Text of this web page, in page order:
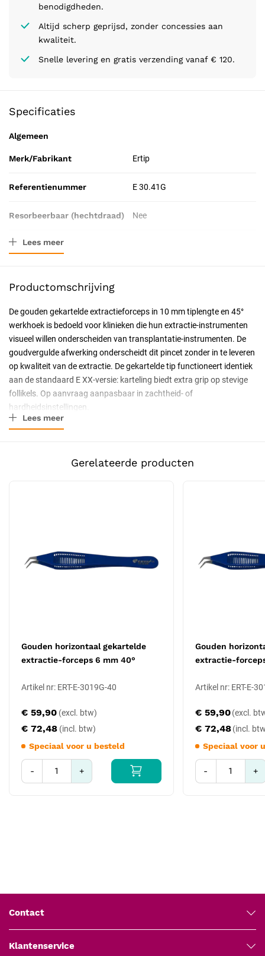
benodigdheden.
Altijd scherp geprijsd, zonder concessies aan
kwaliteit.
Snelle levering en gratis verzending vanaf € 120.
Specificaties
Algemeen
Merk/Fabrikant Ertip
Referentienummer E 30.41G
Resorbeerbaar (hechtdraad) Nee
Tip-lengte
Certificering CE-gecertificeerd, CE Klasse IIa
Soort hoek 45°
Lees meer
Productomschrijving
De gouden gekartelde extractieforceps in 10 mm tiplengte en 45°
werkhoek is bedoeld voor klinieken die hun extractie-instrumenten
visueel willen onderscheiden van transplantatie-instrumenten. De
goudvergulde afwerking onderscheidt dit pincet zonder in te leveren
op kwaliteit van de extractie. De gekartelde tip functioneert identiek
aan de standaard E XX-versie: karteling biedt extra grip op stevige
follikels. Op aanvraag aanpasbaar in zachtheid- of
hardheidsinstellingen.
Eigenschappen
Goudvergulde handvatafwerking
Toepassing: extractie (donorextractie)
Autoclaveerbaar tot 134 °C
follikels. De gouden uitvoering wordt door klinieken gewaardeerd
om een paar redenen: visuele onderscheiding in de instrumentenset,
coating bij intensief gebruik. Voor klinieken die prijsbewust inkopen
visuele onderscheiding is de gouden uitvoering aantrekkelijk.
Toepassing en gebruik
Pak de geïsoleerde follikel zachtjes vast en trek loodrecht. De
gouden afwerking is functioneel identiek aan de stalen versie en
biedt visuele onderscheiding in de instrumentenset. Veel klinieken
Robbins gouden bladehandle 15 cm (art. 180-002) voor
matching set
Sterilisatiecontainer Bahadır small met siliconen mat
Lees meer
Gerelateerde producten
Gouden horizontaal gekartelde
extractie-forceps 6 mm 40°
Artikel nr: ERT-E-3019G-40
€ 72,48
€ 59,90
Speciaal voor u besteld
- +
Gouden
extractie-
Artikel nr: ERT-E-
€ 72,48
€ 59,90
Speciaal voor
- +
Contact
Klantenservice